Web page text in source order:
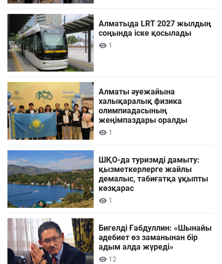
Алматыда LRT 2027 жылдың
соңында іске қосылады
1
Алматы әуежайына
халықаралық физика
олимпиадасының
жеңімпаздары оралды
1
ШҚО-да туризмді дамыту:
қызметкерлерге жайлы
демалыс, табиғатқа ұқыпты
көзқарас
1
Бигелді Ғабдуллин: «Шынайы
әдебиет өз заманынан бір
адым алда жүреді»
12